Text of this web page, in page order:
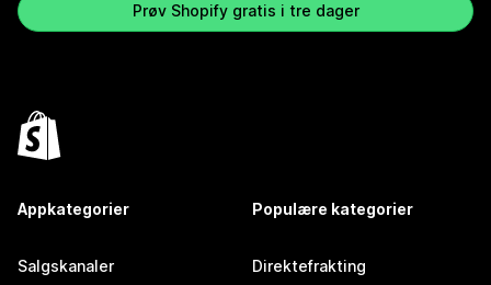
Prøv Shopify gratis i tre dager
Appkategorier
Salgskanaler
Populære kategorier
Direktefrakting